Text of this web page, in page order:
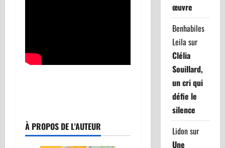
À PROPOS DE L'AUTEUR
œuvre
Benhabiles
Leila sur
Clélia
Souillard,
un cri qui
défie le
silence
Lidonsur
Une